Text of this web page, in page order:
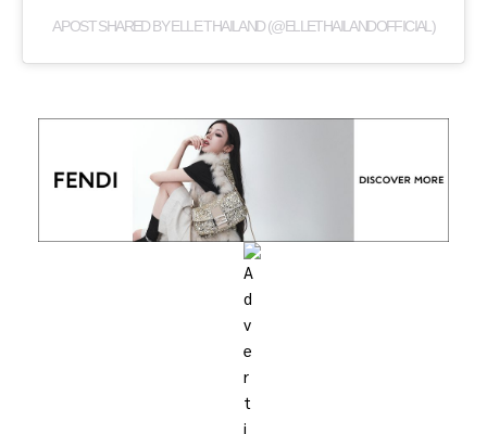
A POST SHARED BY ELLE THAILAND (@ELLETHAILANDOFFICIAL)